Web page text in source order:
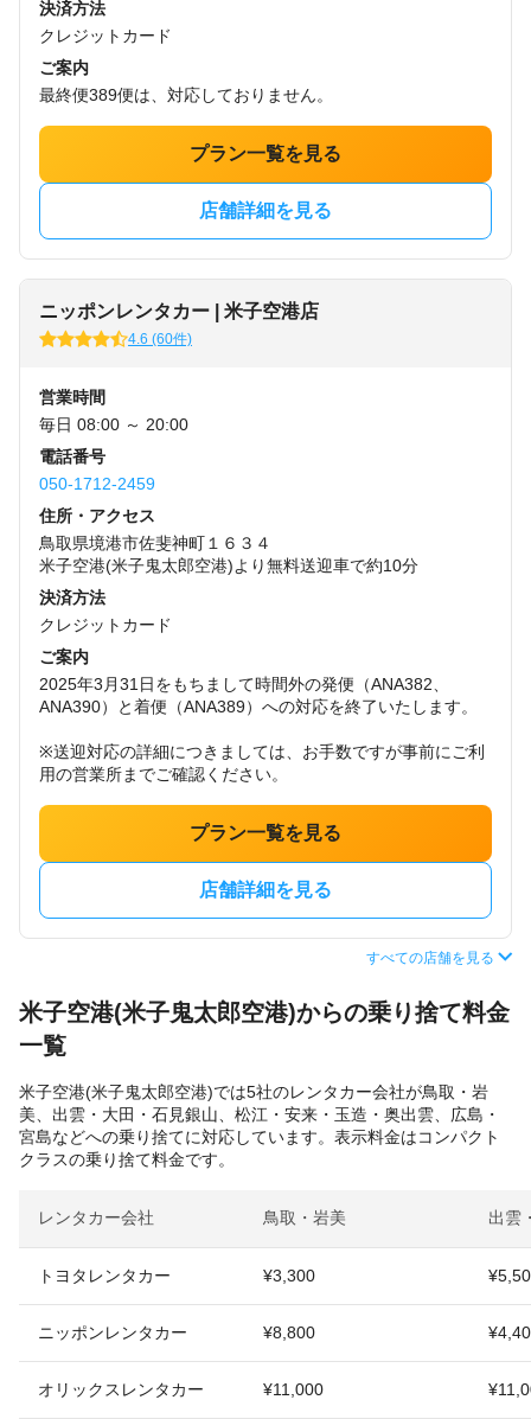
決済方法
クレジットカード
ご案内
最終便389便は、対応しておりません。
プラン一覧を見る
店舗詳細を見る
ニッポンレンタカー | 米子空港店
4.6 (60件)
営業時間
毎日 08:00 ～ 20:00
電話番号
050-1712-2459
住所・アクセス
鳥取県境港市佐斐神町１６３４
米子空港(米子鬼太郎空港)より無料送迎車で約10分
決済方法
クレジットカード
ご案内
2025年3月31日をもちまして時間外の発便（ANA382、
ANA390）と着便（ANA389）への対応を終了いたします。
※送迎対応の詳細につきましては、お手数ですが事前にご利
用の営業所までご確認ください。
プラン一覧を見る
店舗詳細を見る
すべての店舗を見る
米子空港(米子鬼太郎空港)からの乗り捨て料金
一覧
米子空港(米子鬼太郎空港)では5社のレンタカー会社が鳥取・岩
美、出雲・大田・石見銀山、松江・安来・玉造・奥出雲、広島・
宮島などへの乗り捨てに対応しています。表示料金はコンパクト
クラスの乗り捨て料金です。
レンタカー会社 鳥取・岩美 出雲
トヨタレンタカー ¥3,300
ニッポンレンタカー ¥8,800
オリックスレンタカー ¥11,000